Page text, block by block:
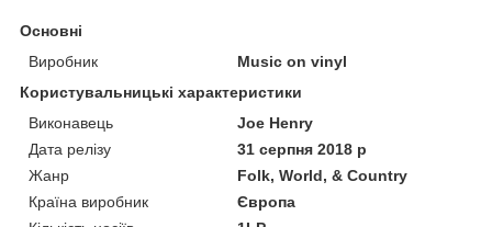
Основні
Виробник
Music on vinyl
Користувальницькі характеристики
Виконавець
Joe Henry
Дата релізу
31 серпня 2018 р
Жанр
Folk, World, & Country
Країна виробник
Європа